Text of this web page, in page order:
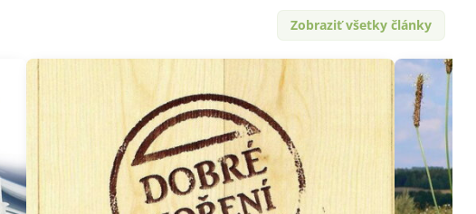
Zobraziť všetky články